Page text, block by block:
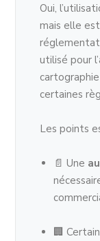
Oui,
mais elle
utilisé pour
certaines
Les points
📄 Une
🏢